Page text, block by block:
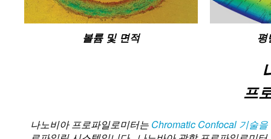
볼륨 및 면적
프
나노비아 프로파일로미터는 Chromatic Confocal 기술